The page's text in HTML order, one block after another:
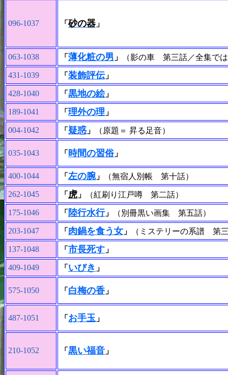
096-1037 「砂の器 」
063-1038 「 薄化粧の男 」 （影の車 第三話／全集で
431-1039 「 装飾評伝」
428-1040 「 黒地の絵」
189-1041 「 理外の理 」
004-1042 「 疑惑 」 （原題＝ 昇る足音）
035-1043 「 時間の習俗」
400-1044 「 左の腕」 （無宿人別帳 第十話）
262-1045 「 虎 」 （紅刷り江戸噂 第二話）
175-1046 「 陸行水行」 （別冊黒い画集 第五話）
203-1047 「 肉鍋を食う女 」 （ミステリーの系譜 第
137-1048 「 市長死す 」
409-1049 「 いびき 」
575-1050 「 白梅の香 」
487-1051 「 お手玉 」
210-1052 「 黒い福音 」